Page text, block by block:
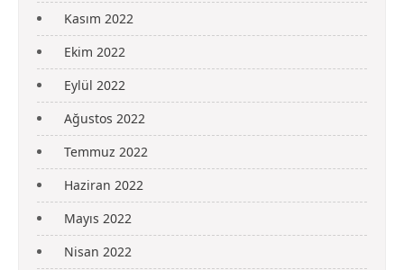
Kasım 2022
Ekim 2022
Eylül 2022
Ağustos 2022
Temmuz 2022
Haziran 2022
Mayıs 2022
Nisan 2022